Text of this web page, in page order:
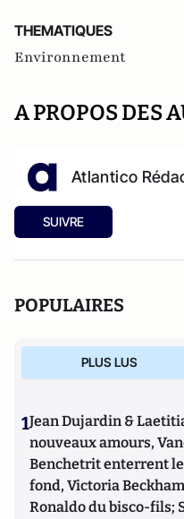
THEMATIQUES
Environnement
A PROPOS DES
Atlantico
SUIVRE
POPULAIRES
PLUS LUS
1Jean Dujardin &
nouveaux amours,
Benchetrit enterrent
fond, Victoria
Ronaldo du bisco-fils;